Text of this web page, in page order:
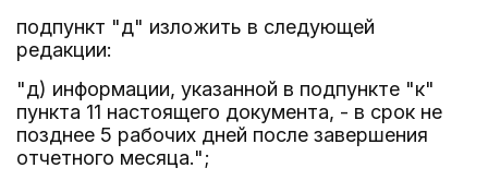
подпункт "д" изложить в следующей
редакции:
"д) информации, указанной в подпункте "к"
пункта 11 настоящего документа, - в срок не
позднее 5 рабочих дней после завершения
отчетного месяца.";